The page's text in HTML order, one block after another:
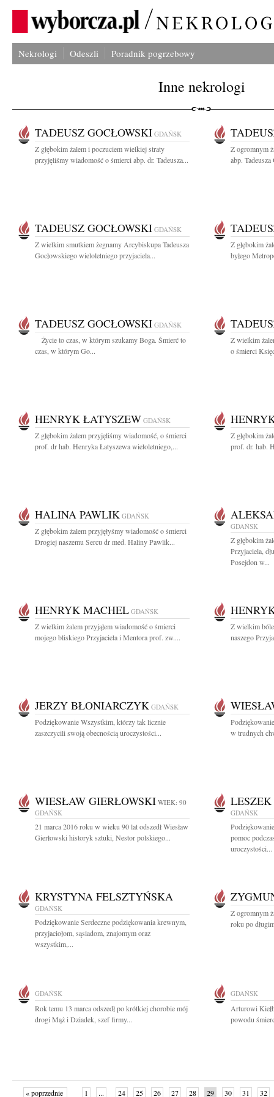
Nekrologi Odeszli Poradnik pogrzebowy
Inne nekrologi
TADEUSZ GOCŁOWSKI GDAŃSK
Z głębokim żalem i poczuciem wielkiej straty
przyjęliśmy wiadomość o śmierci abp. dr. Tadeusza...
Z ogromnym
abp.
TADEUSZ GOCŁOWSKI GDAŃSK
Z wielkim smutkiem żegnamy Arcybiskupa Tadeusza
Gocłowskiego wieloletniego przyjaciela...
Z głębokim
byłego
TADEUSZ GOCŁOWSKI GDAŃSK
Życie to czas, w którym szukamy Boga. Śmierć to
czas, w którym Go...
Z wielkim
o śmierci
HENRYK ŁATYSZEW GDAŃSK
Z głębokim żalem przyjęliśmy wiadomość, o śmierci
prof. dr hab. Henryka Łatyszewa wieloletniego,...
Z głębokim
prof. dr. hab.
HALINA PAWLIK GDAŃSK
Z głębokim żalem przyjęłyśmy wiadomość o śmierci
Drogiej naszemu Sercu dr med. Haliny Pawlik...
GDAŃSK
Z głębokim
Przyjaciela,
Posejdon w...
HENRYK MACHEL GDAŃSK
Z wielkim żalem przyjąłem wiadomość o śmierci
mojego bliskiego Przyjaciela i Mentora prof. zw....
Z wielkim
naszego
JERZY BŁONIARCZYK GDAŃSK
Podziękowanie Wszystkim, którzy tak licznie
zaszczycili swoją obecnością uroczystości...
w trudnych
WIESŁAW GIERŁOWSKI WIEK: 90
GDAŃSK
21 marca 2016 roku w wieku 90 lat odszedł Wiesław
Gierłowski historyk sztuki, Nestor polskiego...
GDAŃSK
pomoc
uroczystości...
KRYSTYNA FELSZTYŃSKA
GDAŃSK
Podziękowanie Serdeczne podziękowania krewnym,
przyjaciołom, sąsiadom, znajomym oraz
wszystkim,...
Z ogromnym
roku po
GDAŃSK
Rok temu 13 marca odszedł po krótkiej chorobie mój
drogi Mąż i Dziadek, szef firmy...
GDAŃSK
Arturowi
powodu
« poprzednie 1 ... 24 25 26 27 28 29 30 31 32